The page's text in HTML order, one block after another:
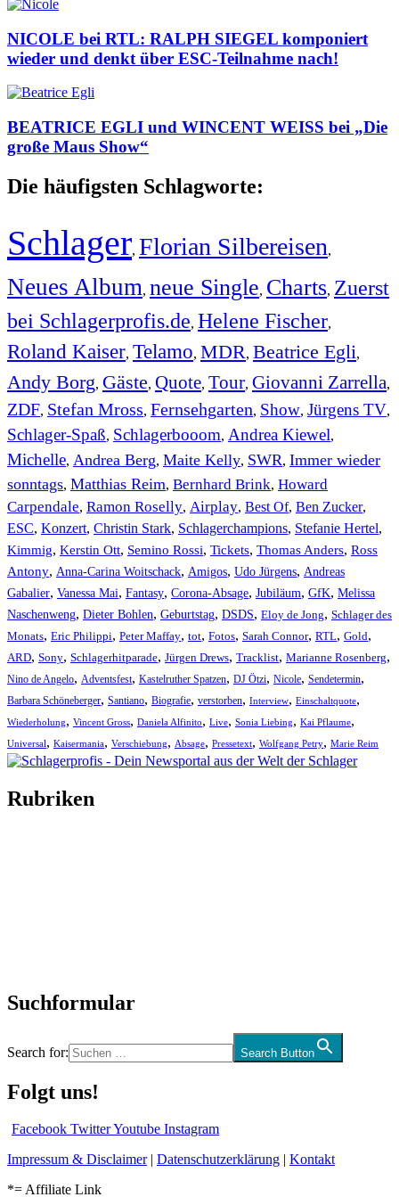
NICOLE bei RTL: RALPH SIEGEL komponiert
wieder und denkt über ESC-Teilnahme nach!
BEATRICE EGLI und WINCENT WEISS bei „Die
große Maus Show“
Die häufigsten Schlagworte:
Schlager, Florian Silbereisen,
Neues Album, neue Single, Charts, Zuerst
bei Schlagerprofis.de, Helene Fischer,
Roland Kaiser, Telamo, MDR, Beatrice Egli,
Andy Borg, Gäste, Quote, Tour, Giovanni Zarrella,
ZDF, Stefan Mross, Fernsehgarten, Show, Jürgens TV,
Schlager-Spaß, Schlagerbooom, Andrea Kiewel,
Michelle, Andrea Berg, Maite Kelly, SWR, Immer wieder
sonntags, Matthias Reim, Bernhard Brink, Howard
Carpendale, Ramon Roselly, Airplay, Best Of, Ben Zucker,
ESC, Konzert, Christin Stark, Schlagerchampions, Stefanie Hertel,
Kimmig, Kerstin Ott, Semino Rossi, Tickets, Thomas Anders, Ross
Antony, Anna-Carina Woitschack, Amigos, Udo Jürgens, Andreas
Gabalier, Vanessa Mai, Fantasy, Corona-Absage, Jubiläum, GfK, Melissa
Naschenweng, Dieter Bohlen, Geburtstag, DSDS, Eloy de Jong, Schlager des
Monats, Eric Philippi, Peter Maffay, tot, Fotos, Sarah Connor, RTL, Gold,
ARD, Sony, Schlagerhitparade, Jürgen Drews, Tracklist, Marianne Rosenberg,
Nino de Angelo, Adventsfest, Kastelruther Spatzen, DJ Ötzi, Nicole, Sendetermin,
Barbara Schöneberger, Santiano, Biografie, verstorben, Interview, Einschaltquote,
Wiederholung, Vincent Gross, Daniela Alfinito, Live, Sonia Liebing, Kai Pflaume,
Universal, Kaisermania, Verschiebung, Absage, Pressetext, Wolfgang Petry, Marie Reim
Rubriken
Suchformular
Search for: Search Button
Folgt uns!
Facebook TwitterYoutube Instagram
Impressum & Disclaimer| Datenschutzerklärung | Kontakt
*= Affiliate Link